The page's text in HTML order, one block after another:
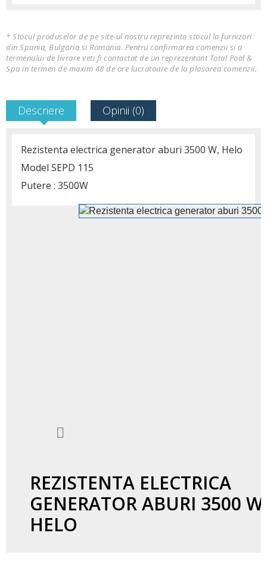
* Stocul produselor de pe site-ul nostru reprezinta stocul la furnizori
din Spania, Bulgaria si Romania. Pentru confirmarea comenzii si a
termenului de livrare veti fi contactat de un reprezentant Total Pool &
Spa in termen de maxim 48 de ore lucratoare de la plasarea comenzii.
Descriere Opinii (0)
Rezistenta electrica generator aburi 3500 W, Helo
Model SEPD 115
Putere : 3500W

REZISTENTA ELECTRICA
GENERATOR ABURI 3500 W,
HELO